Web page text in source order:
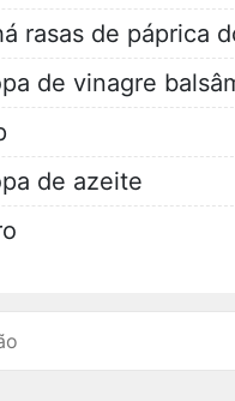
rasas de páprica
de vinagre
de azeite